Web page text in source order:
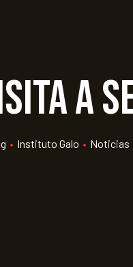
a
• Instituto Galo • Noticias